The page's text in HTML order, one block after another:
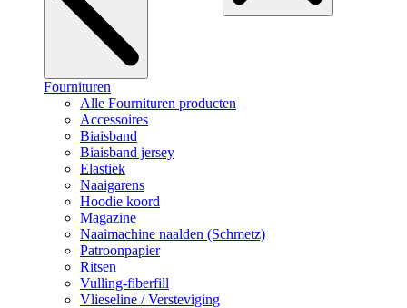
Fournituren
Alle Fournituren producten
Accessoires
Biaisband
Biaisband jersey
Elastiek
Naaigarens
Hoodie koord
Magazine
Naaimachine naalden (Schmetz)
Patroonpapier
Ritsen
Vulling-fiberfill
Vlieseline / Versteviging